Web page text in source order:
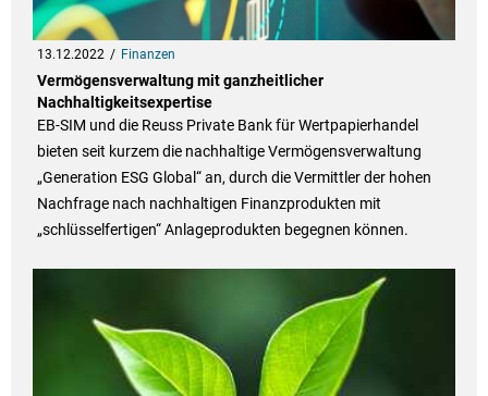
13.12.2022 Finanzen
Vermögensverwaltung mit ganzheitlicher
Nachhaltigkeitsexpertise
EB-SIM und die Reuss Private Bank für Wertpapierhandel
bieten seit kurzem die nachhaltige Vermögensverwaltung
„Generation ESG Global“ an, durch die Vermittler der hohen
Nachfrage nach nachhaltigen Finanzprodukten mit
„schlüsselfertigen“ Anlageprodukten begegnen können.